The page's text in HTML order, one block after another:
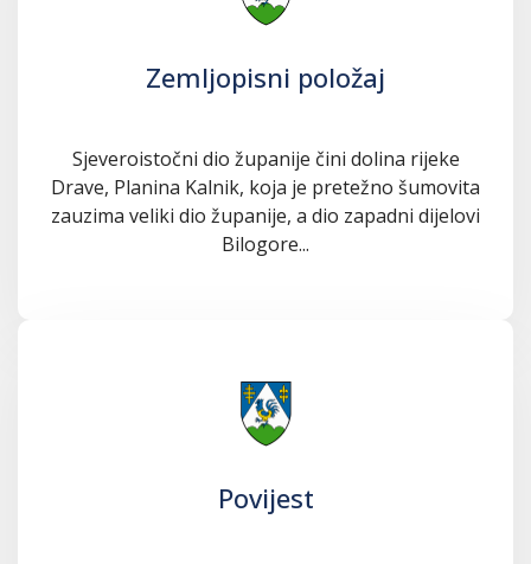
Zemljopisni položaj
Sjeveroistočni dio županije čini dolina rijeke
Drave, Planina Kalnik, koja je pretežno šumovita
zauzima veliki dio županije, a dio zapadni dijelovi
Bilogore...
Povijest